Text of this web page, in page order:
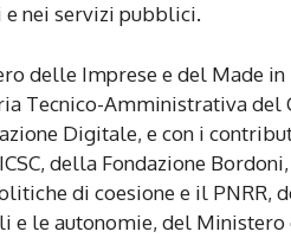
nei servizi pubblici.
delle Imprese e del Made
Tecnico-Amministrativa
Digitale, e con i
della Fondazione
di coesione e il PNRR,
e le autonomie, del